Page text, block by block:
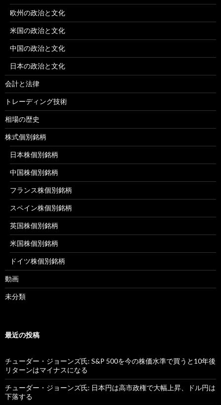
欧州の政治と文化
米国の政治と文化
中国の政治と文化
日本の政治と文化
会計と法律
トレーディング技術
相場の歴史
株式個別銘柄
日本株個別銘柄
中国株個別銘柄
フランス株個別銘柄
スペイン株個別銘柄
英国株個別銘柄
米国株個別銘柄
ドイツ株個別銘柄
動画
未分類
最近の投稿
チューダー・ジョーンズ氏: S&P 500を今の株価水準で買うと10年後
リターンはマイナスになる
チューダー・ジョーンズ氏: 日本円は高市政権で大幅上昇、ドル円は
下落する